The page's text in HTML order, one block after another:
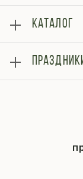
Оплата
Отзывы
Блог
Гарантии
Контакты
Публичная
КАТАЛОГ
Букеты
Композиции
Последний